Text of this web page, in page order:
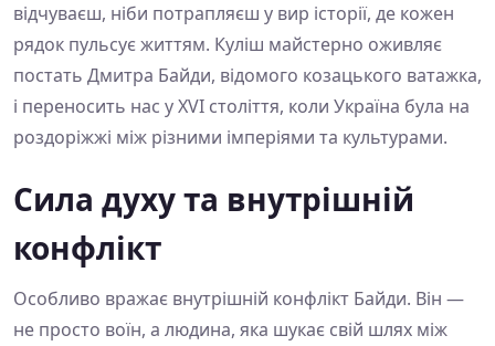
відчуваєш, ніби потрапляєш у вир історії, де кожен
рядок пульсує життям. Куліш майстерно оживляє
постать Дмитра Байди, відомого козацького ватажка,
і переносить нас у XVI століття, коли Україна була на
роздоріжжі між різними імперіями та культурами.
Сила духу та внутрішній
конфлікт
Особливо вражає внутрішній конфлікт Байди. Він —
не просто воїн, а людина, яка шукає свій шлях між